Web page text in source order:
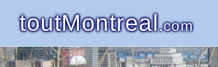
toutMontreal.com